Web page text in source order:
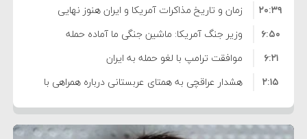
واهی و کذب محض است
زمان و تاریخ مذاکرات آمریکا و ایران هنوز نهایی
نشده است
۲۰:۳۹
وزیر جنگ آمریکا: ماشین جنگی ما آماده حمله
نظامی علیه ایران است
۶:۵۰
موافقت ترامپ با لغو حمله به ایران
۶:۲۱
هشدار عراقچی به همتای عربستانی درباره همراهی با
آمریکا
۲:۱۵
مقام ارشد امنیتی: برنامه گسترده‌ای برای پاسخ به
دیوانگی آمریکا داریم
۷:۱۰
ترامپ دستور حملات جدید علیه ایران را صادر کرد
۵:۴۵